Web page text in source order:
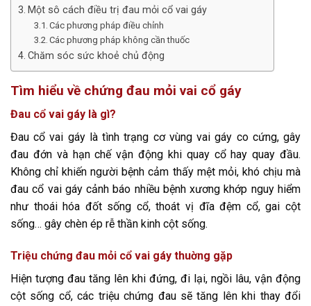
Một sô cách điều trị đau mỏi cổ vai gáy
Các phương pháp điều chỉnh
Các phương pháp không cần thuốc
Chăm sóc sức khoẻ chủ động
Tìm hiểu về chứng đau mỏi vai cổ gáy
Đau cổ vai gáy là gì?
Đau cổ vai gáy là tình trạng cơ vùng vai gáy co cứng, gây
đau đớn và hạn chế vận động khi quay cổ hay quay đầu.
Không chỉ khiến người bệnh cảm thấy mệt mỏi, khó chịu mà
đau cổ vai gáy cảnh báo nhiều bệnh xương khớp nguy hiểm
như thoái hóa đốt sống cổ, thoát vị đĩa đệm cổ, gai cột
sống… gây chèn ép rễ thần kinh cột sống.
Triệu chứng đau mỏi cổ vai gáy thuờng gặp
Hiện tượng đau tăng lên khi đứng, đi lại, ngồi lâu, vận động
cột sống cổ, các triệu chứng đau sẽ tăng lên khi thay đổi